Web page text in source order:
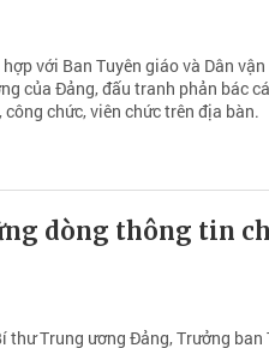
với Ban Tuyên giáo và Dân
của Đảng, đấu tranh phản bác
chức, viên chức trên địa bàn.
dòng thông tin
thư Trung ương Đảng, Trưởng ban